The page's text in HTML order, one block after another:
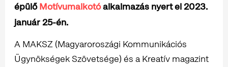
épülőMotívumalkotóalkalmazás nyert el 2023.
január 25-én.
A MAKSZ (Magyaroroszági Kommunikációs
Ügynökségek Szövetsége) és a Kreatív magazint